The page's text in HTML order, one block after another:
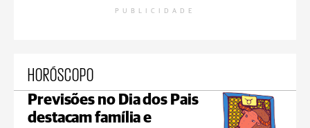
PUBLICIDADE
HORÓSCOPO
Previsões no Dia dos Pais
destacam família e